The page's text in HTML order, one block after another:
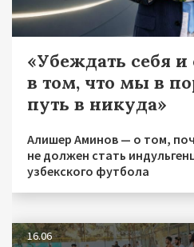
«Убеждать себя и
в том, что мы в
путь в никуда»
Алишер Аминов — о том,
не должен стать
узбекского футбола
16.06